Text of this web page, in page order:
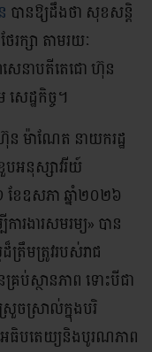
បានឱ្យដឹងថា សុខសន្តិ
រក្សា តាមរយៈ
េនាបតីតេជោ ហ៊ុន
េដ្ឋកិច្ច។
ម៉ាណែត នាយករដ្ឋ
បអនុស្សាវរីយ៍
ខែឧសភា ឆ្នាំ២០២៦
ារងារសមរម្យ» បាន
រឹមត្រូវរបស់រាជ
រប់ស្ថានភាព ទោះបីជា
រួចស្រាល់ក្នុងបរិ
ធិបតេយ្យនិងបូរណភាព